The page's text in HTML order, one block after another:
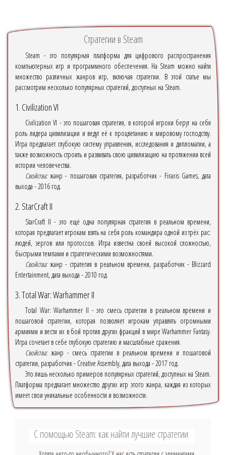
Стратегии в Steam
Steam - это популярная платформа для цифрового распространения
компьютерных игр и программного обеспечения. На Steam можно найти
множество различных жанров игр, включая стратегии. В этой статье мы
рассмотрим несколько популярных стратегий, доступных на Steam.
1. Civilization VI
Civilization VI - это пошаговая стратегия, в которой игроки берут на себя
роль лидера цивилизации и ведут её к процветанию и мировому господству.
Игра предлагает глубокую систему управления, исследования и дипломатии, а
также возможность строить и развивать свою цивилизацию на протяжении всей
истории человечества.
Свойства:жанр - пошаговая стратегия, разработчик - Firaxis Games, дата
выхода - 2016 год.
2. StarCraft II
StarCraft II - это ещё одна популярная стратегия в реальном времени,
которая предлагает игрокам взять на себя роль командира одной из трёх рас:
людей, зергов или протоссов. Игра известна своей высокой сложностью,
быстрыми темпами и стратегическими возможностями.
Свойства:жанр - стратегия в реальном времени, разработчик - Blizzard
Entertainment, дата выхода - 2010 год.
3. Total War: Warhammer II
Total War: Warhammer II - это смесь стратегии в реальном времени и
пошаговой стратегии, которая позволяет игрокам управлять огромными
армиями и вести их в бой против других фракций в мире Warhammer Fantasy.
Игра сочетает в себе глубокую стратегию и масштабные сражения.
Свойства:жанр - смесь стратегии в реальном времени и пошаговой
стратегии, разработчик - Creative Assembly, дата выхода - 2017 год.
Это лишь несколько примеров популярных стратегий, доступных на Steam.
Платформа предлагает множество других игр этого жанра, каждая из которых
имеет свои уникальные особенности и возможности.
С помощью Steam: как найти лучшие стратегии